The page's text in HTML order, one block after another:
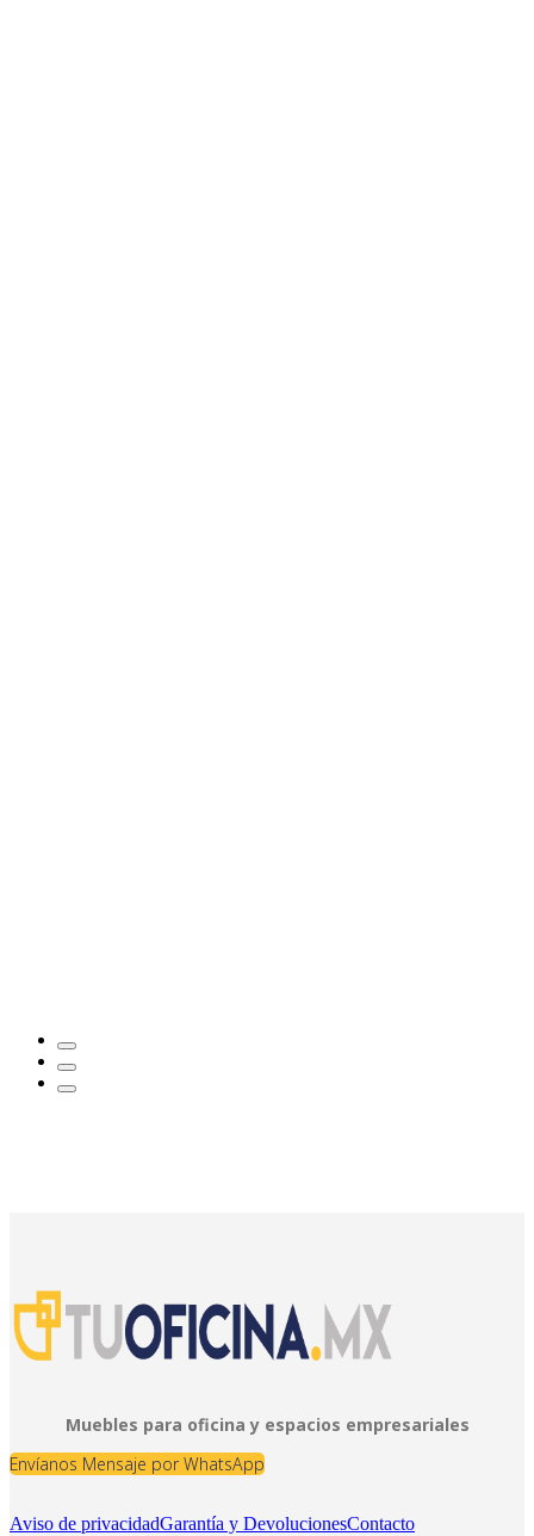
Muebles para oficina y espacios empresariales
Envíanos Mensaje por WhatsApp
Aviso de privacidadGarantía y DevolucionesContacto